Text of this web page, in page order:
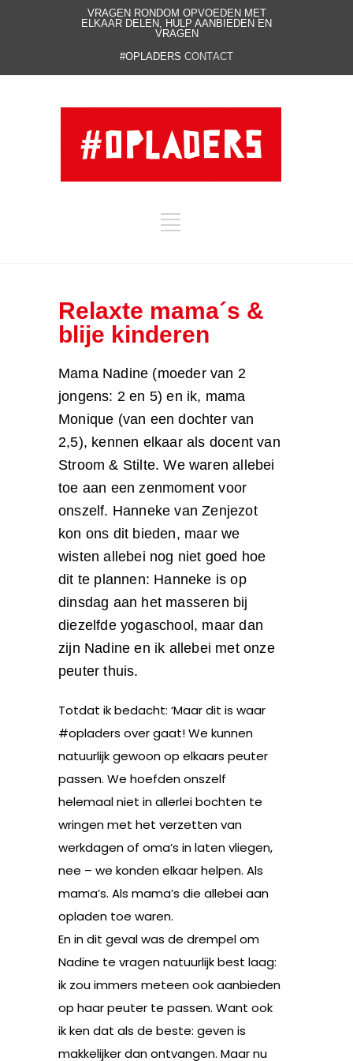
VRAGEN RONDOM OPVOEDEN MET
ELKAAR DELEN, HULP AANBIEDEN EN
VRAGEN
#OPLADERS CONTACT
Relaxte mama´s &
blije kinderen
Mama Nadine (moeder van 2
jongens: 2 en 5) en ik, mama
Monique (van een dochter van
2,5), kennen elkaar als docent van
Stroom & Stilte. We waren allebei
toe aan een zenmoment voor
onszelf. Hanneke van Zenjezot
kon ons dit bieden, maar we
wisten allebei nog niet goed hoe
dit te plannen: Hanneke is op
dinsdag aan het masseren bij
diezelfde yogaschool, maar dan
zijn Nadine en ik allebei met onze
peuter thuis.
Totdat ik bedacht: ‘Maar dit is waar
#opladers over gaat! We kunnen
natuurlijk gewoon op elkaars peuter
passen. We hoefden onszelf
helemaal niet in allerlei bochten te
wringen met het verzetten van
werkdagen of oma’s in laten vliegen,
nee – we konden elkaar helpen. Als
mama’s. Als mama’s die allebei aan
opladen toe waren.
En in dit geval was de drempel om
Nadine te vragen natuurlijk best laag:
ik zou immers meteen ook aanbieden
op haar peuter te passen. Want ook
ik ken dat als de beste: geven is
makkelijker dan ontvangen. Maar nu